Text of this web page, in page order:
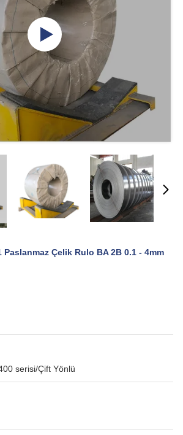
Paslanmaz Çelik Rulo BA 2B 0.1 - 4mm
serisi/Çift Yönlü